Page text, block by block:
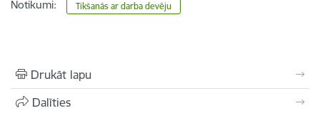
Notikumi: Tikšanās ar darba devēju
Drukāt lapu
Dalīties